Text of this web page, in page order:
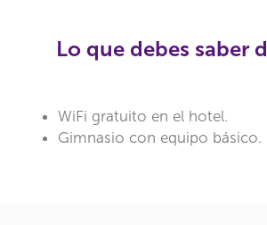
Lo que debes saber
WiFi gratuito en el hotel.
Gimnasio con equipo básico.